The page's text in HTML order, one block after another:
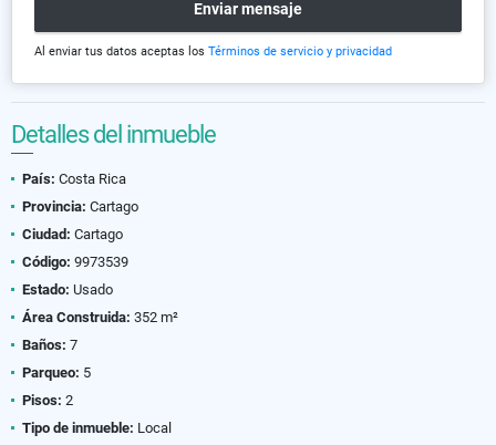
Enviar mensaje
Al enviar tus datos aceptas los Términos de servicio y privacidad
Detalles del inmueble
País: Costa Rica
Provincia: Cartago
Ciudad: Cartago
Código: 9973539
Estado: Usado
Área Construida: 352 m²
Baños: 7
Parqueo: 5
Pisos: 2
Tipo de inmueble: Local